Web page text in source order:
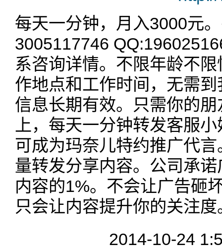
每天一分钟，月入3000元
3005117746
系咨询详情。不限年龄不
作地点和工作时间，无需
信息长期有效。只需你的
上，每天一分钟转发客服
可成为玛奈儿特约推广代
量转发分享内容。公司承
内容的1%。不会让广告砸
只会让内容提升你的关注度
2014-10-24